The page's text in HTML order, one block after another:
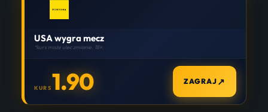
USA wygra mecz
*kurs może ulec zmianie. 18+.
KURS1.90 ZAGRAJ ↗